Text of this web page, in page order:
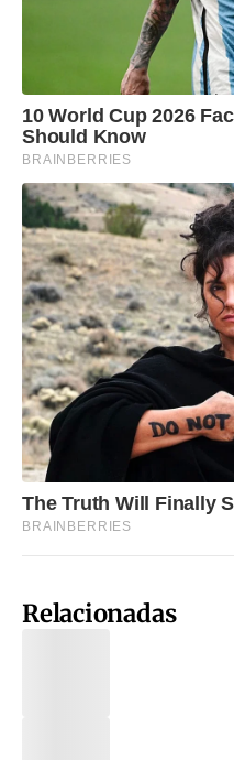
Relacionadas